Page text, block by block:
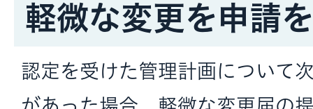
軽微な変更を申請
認定を受けた管理計画について